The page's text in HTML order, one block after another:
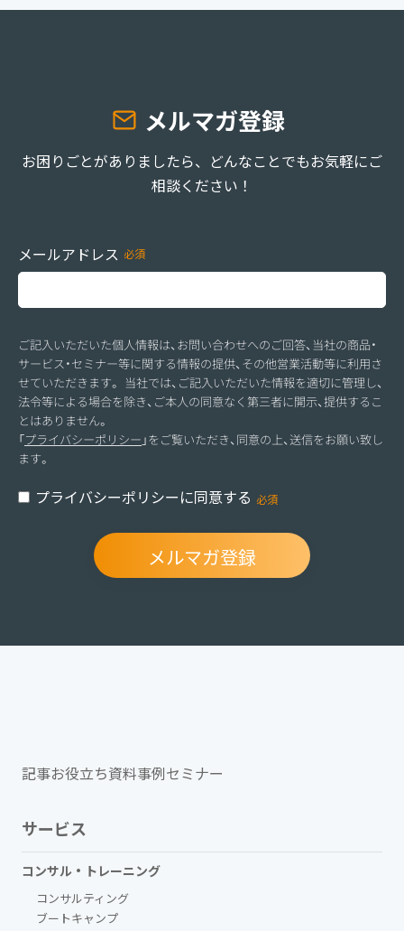
相談する
メルマガ登録
お困りごとがありましたら、どんなことでもお気軽にご
相談ください！
メールアドレス
ご記入いただいた個人情報は、お問い合わせへのご回答、当社の商品・
サービス・セミナー等に関する情報の提供、その他営業活動等に利用さ
せていただきます。 当社では、ご記入いただいた情報を適切に管理し、
法令等による場合を除き、ご本人の同意なく第三者に開示、提供するこ
とはありません。
「プライバシーポリシー 」をご覧いただき、同意の上、送信をお願い致し
ます。
プライバシーポリシーに同意する
記事お役立ち資料事例セミナー
サービス
コンサル・トレーニング
コンサルティング
ブートキャンプ